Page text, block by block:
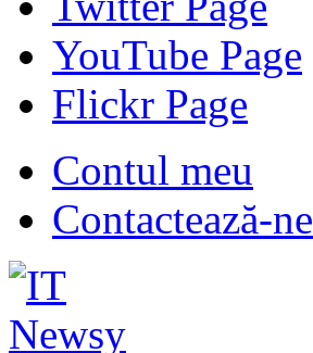
YouTube Page
Flickr Page
Contul meu
Contactează-ne